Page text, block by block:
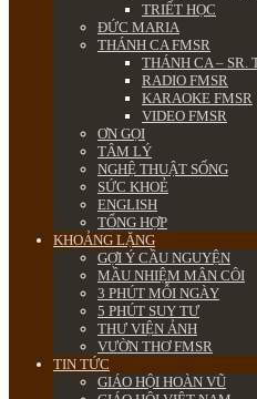
TRIẾT HỌC
ĐỨC MARIA
THÁNH CA FMSR
THÁNH CA – SR.
RADIO FMSR
KARAOKE FMSR
VIDEO FMSR
ƠN GỌI
TÂM LÝ
NGHỆ THUẬT SỐNG
SỨC KHOẺ
ENGLISH
TỔNG HỢP
KHOẢNG LẶNG
GỢI Ý CẦU NGUYỆN
MẦU NHIỆM MÂN CÔI
3 PHÚT MỖI NGÀY
5 PHÚT SUY TƯ
THƯ VIỆN ẢNH
VƯỜN THƠ FMSR
TIN TỨC
GIÁO HỘI HOÀN VŨ